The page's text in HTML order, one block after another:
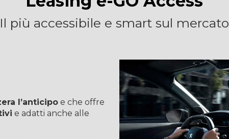
Il più accessibile e smart sul mercato
l’anticipo e che offre
e adatti anche alle